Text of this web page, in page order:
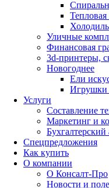
Уличные
Финансовая
3d-принтеры,
Новогоднее
Ели
Услуги
Составление
Маркетинг и
Бухгалтерский
Спецпредложения
Как купить
О компании
О Консалт-Про
Новости и